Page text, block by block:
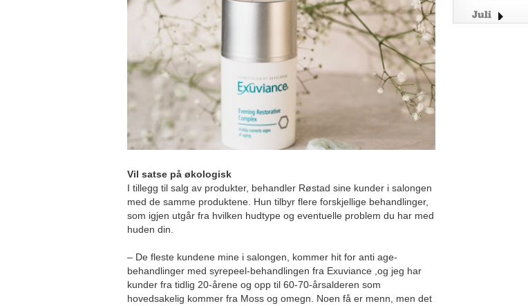
Vil satse på økologisk
I tillegg til salg av produkter, behandler Røstad sine kunder i salongen
med de samme produktene. Hun tilbyr flere forskjellige behandlinger,
som igjen utgår fra hvilken hudtype og eventuelle problem du har med
huden din.
– De fleste kundene mine i salongen, kommer hit for anti age-
behandlinger med syrepeel-behandlingen fra Exuviance ,og jeg har
kunder fra tidlig 20-årene og opp til 60-70-årsalderen som
hovedsakelig kommer fra Moss og omegn. Noen få er menn, men det
Juli